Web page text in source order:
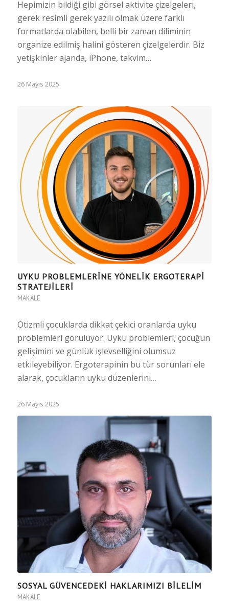
Hepimizin bildiği gibi görsel aktivite çizelgeleri,
gerek resimli gerek yazılı olmak üzere farklı
formatlarda olabilen, belli bir zaman diliminin
organize edilmiş halini gösteren çizelgelerdir. Biz
yetişkinler ajanda, iPhone, takvim…
26 Mayıs 2025
UYKU PROBLEMLERİNE YÖNELİK ERGOTERAPİ
STRATEJİLERİ
MAKALE
Otizmli çocuklarda dikkat çekici oranlarda uyku
problemleri görülüyor. Uyku problemleri, çocuğun
gelişimini ve günlük işlevselliğini olumsuz
etkileyebiliyor. Ergoterapinin bu tür sorunları ele
alarak, çocukların uyku düzenlerini…
26 Mayıs 2025
SOSYAL GÜVENCEDEKİ HAKLARIMIZI BİLELİM
MAKALE